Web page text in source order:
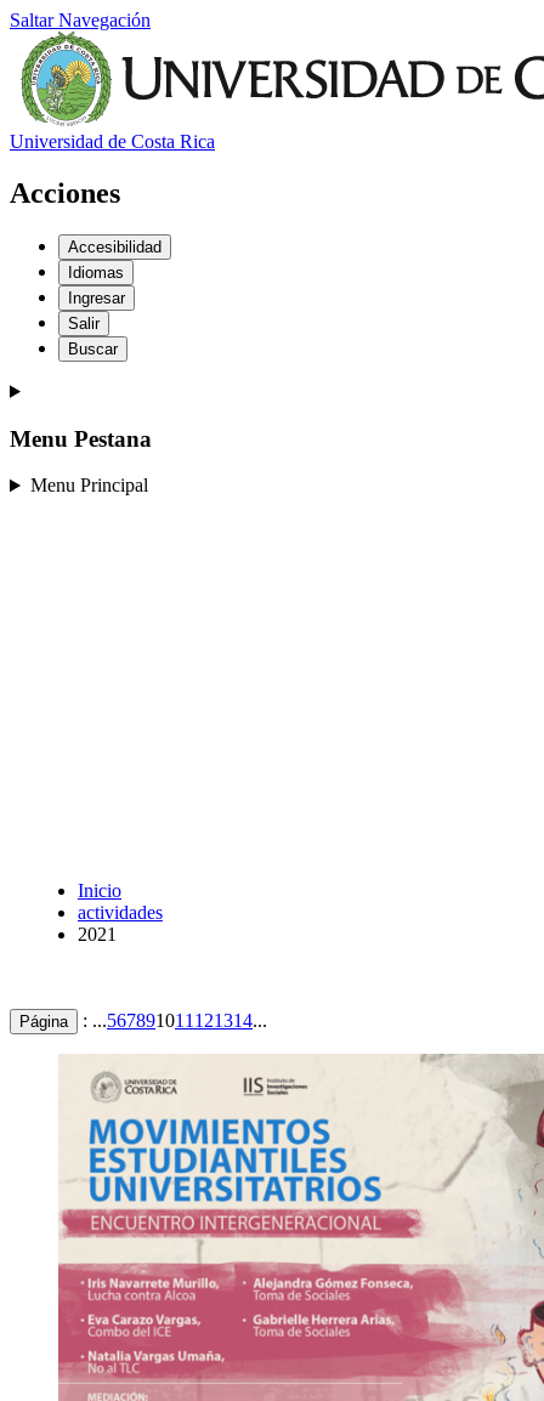
Saltar Navegación
Universidad de Costa Rica
Acciones
Accesibilidad
Idiomas
Ingresar
Salir
Buscar
Menu Pestana
Menu Principal
Inicio
actividades
2021
Página : ...567891011 121314...